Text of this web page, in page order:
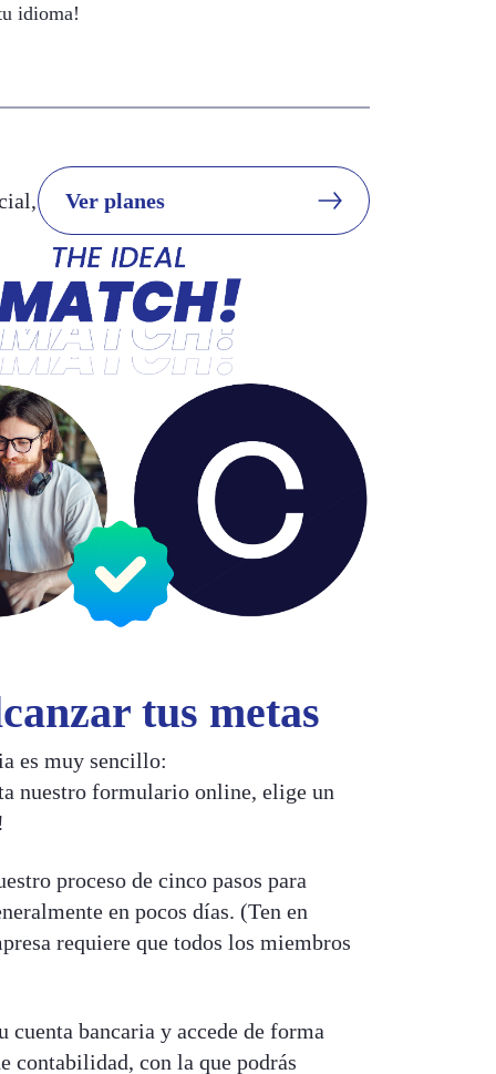
idioma!
Ver planes
tus metas
es muy sencillo:
nuestro formulario online, elige un
proceso de cinco pasos para
en pocos días. (Ten en
requiere que todos los miembros
cuenta bancaria y accede de forma
contabilidad, con la que podrás